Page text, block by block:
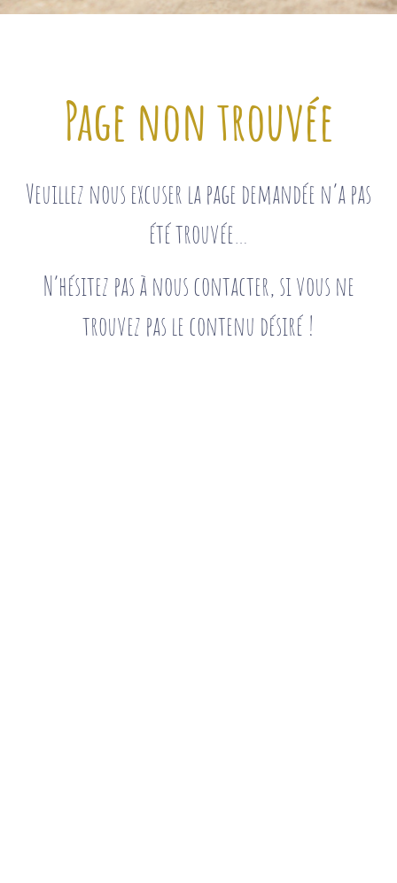
Page non trouvée
Veuillez nous excuser la page demandée n’a pas
été trouvée…
N’hésitez pas à nous contacter, si vous ne
trouvez pas le contenu désiré !